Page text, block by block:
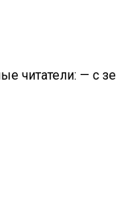
читатели: —